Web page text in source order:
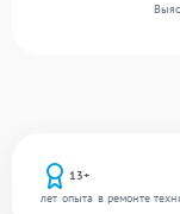
13+
лет опыта в ремонте